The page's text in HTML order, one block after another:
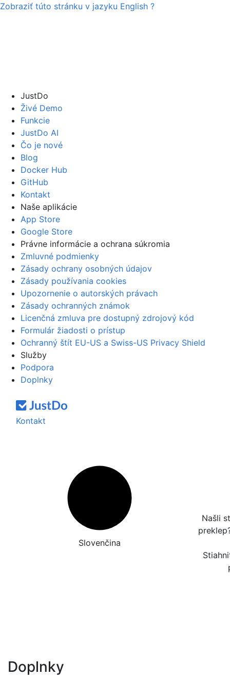
Zobraziť túto stránku v jazyku English ?
JustDo
Živé Demo
Funkcie
JustDo AI
Čo je nové
Blog
Docker Hub
GitHub
Kontakt
Naše aplikácie
App Store
Google Store
Právne informácie a ochrana súkromia
Zmluvné podmienky
Zásady ochrany osobných údajov
Zásady používania cookies
Upozornenie o autorských právach
Zásady ochranných známok
Licenčná zmluva pre dostupný zdrojový kód
Formulár žiadosti o prístup
Ochranný štít EU-US a Swiss-US Privacy Shield
Služby
Podpora
Doplnky
Kontakt
Slovenčina
Našli
Doplnky